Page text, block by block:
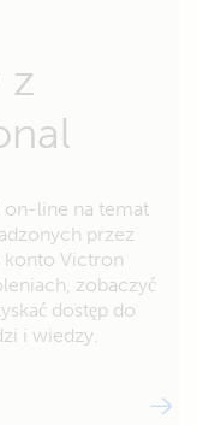
z
on-line na temat
przez
konto Victron
zobaczyć
dostęp do
i wiedzy.